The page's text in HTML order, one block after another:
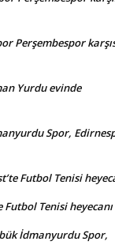
Perşembespor
Yurdu evinde
Spor,
Futbol Tenisi
Futbol Tenisi heyecanı
İdmanyurdu Spor,